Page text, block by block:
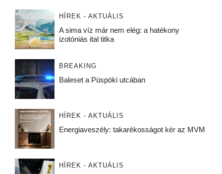
HÍREK - AKTUÁLIS
A sima víz már nem elég: a hatékony
izotóniás ital titka
BREAKING
Baleset a Püspöki utcában
HÍREK - AKTUÁLIS
Energiaveszély: takarékosságot kér az MVM
HÍREK - AKTUÁLIS